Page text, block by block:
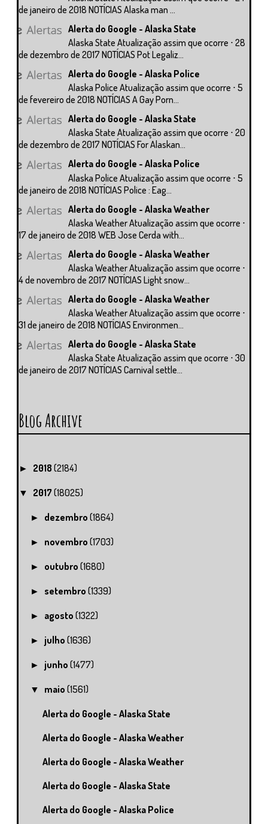
de janeiro de 2018 NOTÍCIAS Alaska man ...
Alerta do Google - Alaska State
Alaska State Atualização assim que ocorre ⋅ 28
de dezembro de 2017 NOTÍCIAS Pot Legaliz...
Alerta do Google - Alaska Police
Alaska Police Atualização assim que ocorre ⋅ 5
de fevereiro de 2018 NOTÍCIAS A Gay Porn...
Alerta do Google - Alaska State
Alaska State Atualização assim que ocorre ⋅ 20
de dezembro de 2017 NOTÍCIAS For Alaskan...
Alerta do Google - Alaska Police
Alaska Police Atualização assim que ocorre ⋅ 5
de janeiro de 2018 NOTÍCIAS Police : Eag...
Alerta do Google - Alaska Weather
Alaska Weather Atualização assim que ocorre ⋅
17 de janeiro de 2018 WEB Jose Cerda with...
Alerta do Google - Alaska Weather
Alaska Weather Atualização assim que ocorre ⋅
4 de novembro de 2017 NOTÍCIAS Light snow...
Alerta do Google - Alaska Weather
Alaska Weather Atualização assim que ocorre ⋅
31 de janeiro de 2018 NOTÍCIAS Environmen...
Alerta do Google - Alaska State
Alaska State Atualização assim que ocorre ⋅ 30
de janeiro de 2017 NOTÍCIAS Carnival settle...
Blog Archive
► 2018 (2184)
▼ 2017 (18025)
► dezembro(1864)
► novembro(1703)
► outubro(1680)
► setembro(1339)
► agosto(1322)
► julho(1636)
► junho(1477)
▼ maio(1561)
Alerta do Google - Alaska State
Alerta do Google - Alaska Weather
Alerta do Google - Alaska Weather
Alerta do Google - Alaska State
Alerta do Google - Alaska Police